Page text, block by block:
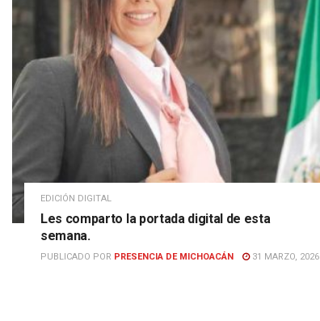
EDICIÓN DIGITAL
Les comparto la portada digital de esta
semana.
PUBLICADO POR PRESENCIA DE MICHOACÁN 31 MARZO, 2026